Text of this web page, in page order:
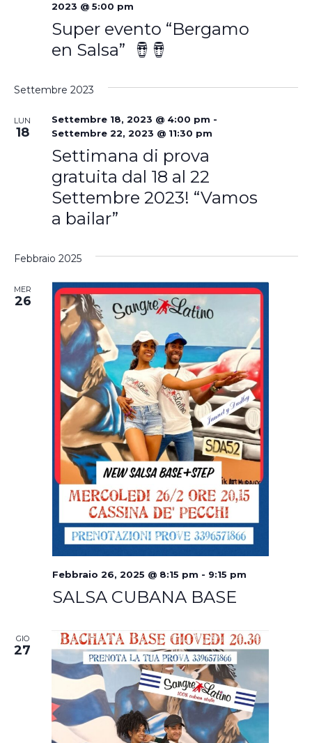
Super evento “Bergamo
en Salsa” 🪘🪘
2023 @ 5:00 pm
Settembre 2023
LUN
18
Settimana di prova
gratuita dal 18 al 22
Settembre 2023! “Vamos
a bailar”
Settembre 18, 2023 @ 4:00 pm -
Settembre 22, 2023 @ 11:30 pm
Febbraio 2025
MER
26
SALSA CUBANA BASE
Febbraio 26, 2025 @ 8:15 pm - 9:15 pm
GIO
27